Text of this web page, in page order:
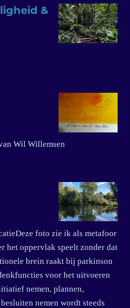
&
Wil Willemsen
foto zie ik als metafoor
het oppervlak speelt zonder dat
brein raakt bij parkinson
voor het uitvoeren
nemen, plannen,
nemen wordt steeds